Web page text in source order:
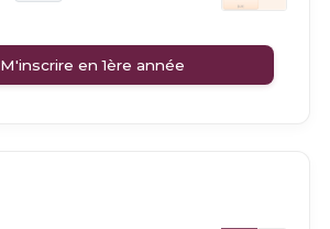
M'inscrire en 1ère année